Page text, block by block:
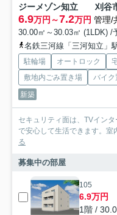
6.9万円～7.2万円 管理/
30.00㎡～30.03㎡ (1LDK) /
名鉄三河線「三河知立」
駐輪場 オートロック
敷地内ごみ置き場
バイク
新築
セキュリティ面は、TVイン
で安心して生活できます。室
る
募集中の部屋
105
6.9万円
1階 /